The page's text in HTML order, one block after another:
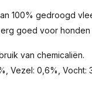
100% gedroogd
goed voor
van chemicaliën.
Vezel: 0,6%, Vocht: